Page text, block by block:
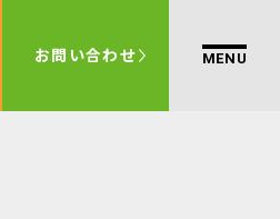
お問い合わせ